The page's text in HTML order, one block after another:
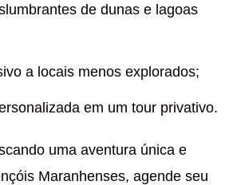
de dunas e lagoas
a locais menos explorados;
em um tour privativo.
uma aventura única e
Maranhenses, agende seu